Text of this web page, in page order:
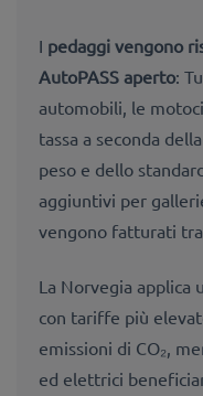
I pedaggi vengono
AutoPASS aperto:
automobili, le
tassa a seconda
peso e dello
aggiuntivi per
vengono fatturati
La Norvegia applica
con tariffe più
emissioni di CO₂,
ed elettrici